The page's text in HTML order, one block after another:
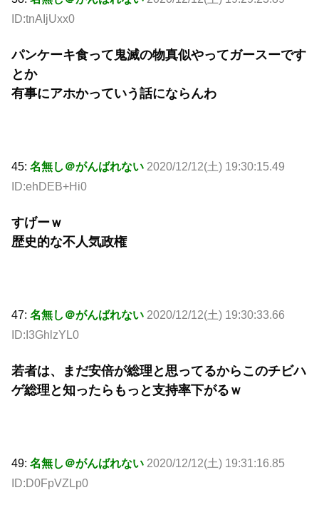
ID:tnAIjUxx0
パンケーキ食って鬼滅の物真似やってガースーです
とか
有事にアホかっていう話にならんわ
45: 名無し＠がんばれない 2020/12/12(土) 19:30:15.49
ID:ehDEB+Hi0
すげーｗ
歴史的な不人気政権
47: 名無し＠がんばれない 2020/12/12(土) 19:30:33.66
ID:I3GhlzYL0
若者は、まだ安倍が総理と思ってるからこのチビハ
ゲ総理と知ったらもっと支持率下がるｗ
49: 名無し＠がんばれない 2020/12/12(土) 19:31:16.85
ID:D0FpVZLp0